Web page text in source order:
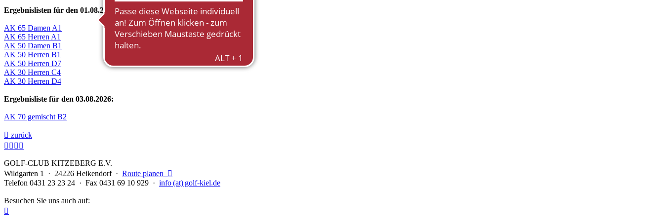
Ergebnislisten für den 01.08.2026:
AK 65 Damen A1
AK 65 Herren A1
AK 50 Damen B1
AK 50 Herren B1
AK 50 Herren D7
AK 30 Herren C4
AK 30 Herren D4
Ergebnisliste für den 03.08.2026:
AK 70 gemischt B2
 zurück
   
GOLF-CLUB KITZEBERG E.V.
Wildgarten 1 · 24226 Heikendorf · Route planen

Telefon 0431 23 23 24 · Fax 0431 69 10 929 · info (at) golf-kiel.de
Besuchen Sie uns auch auf:
